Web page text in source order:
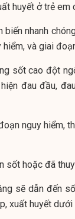
huyết ở trẻ em
biến nhanh
và giai
sốt cao đột
đau đầu,
nguy hiểm,
sốt hoặc đã
sẽ dẫn đến
xuất huyết dưới